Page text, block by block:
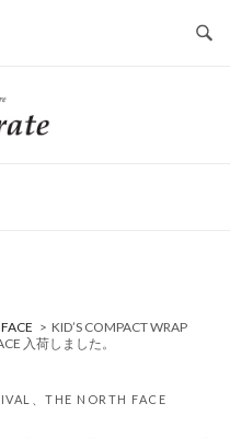
> KID’S COMPACT WRAP
入荷しました。
、THE NORTH FACE